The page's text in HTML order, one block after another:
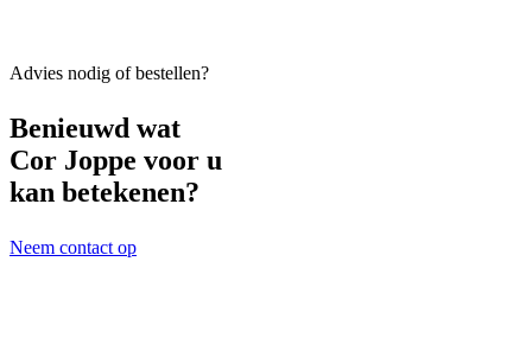
Advies nodig of bestellen?
Benieuwd wat
Cor Joppe voor u
kan betekenen?
Neem contact op